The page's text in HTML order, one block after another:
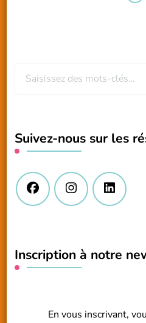
?
Suivez-nous sur les
Inscription à notre
En vous inscrivant,